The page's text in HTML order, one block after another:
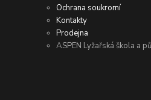
Ochrana soukromí
Kontakty
Prodejna
ASPEN Lyžařská škola a